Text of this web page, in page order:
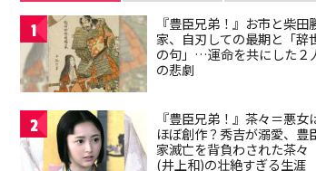
1
『豊臣兄弟！』お市と柴田
家、自刃しての最期と「辞
の句」…運命を共にした２
の悲劇
2
『豊臣兄弟！』茶々＝悪女
ほぼ創作？秀吉が溺愛、豊
家滅亡を背負わされた茶々
(井上和)の壮絶すぎる生涯